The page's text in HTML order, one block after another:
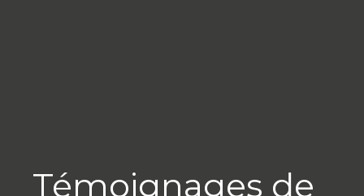
Témoignages de